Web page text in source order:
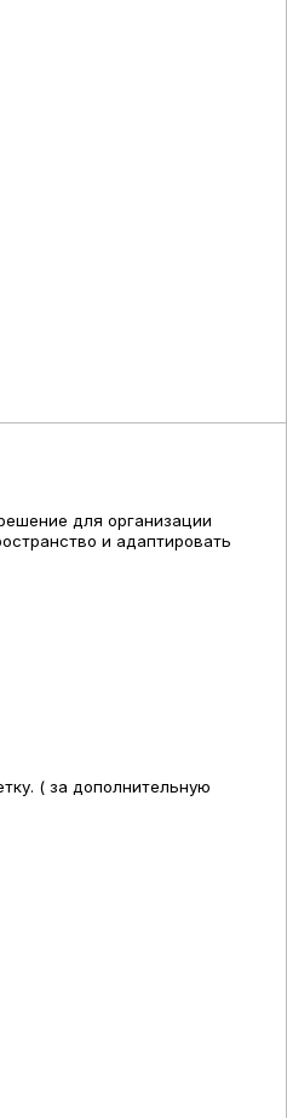
для организации
и адаптировать
( за дополнительную